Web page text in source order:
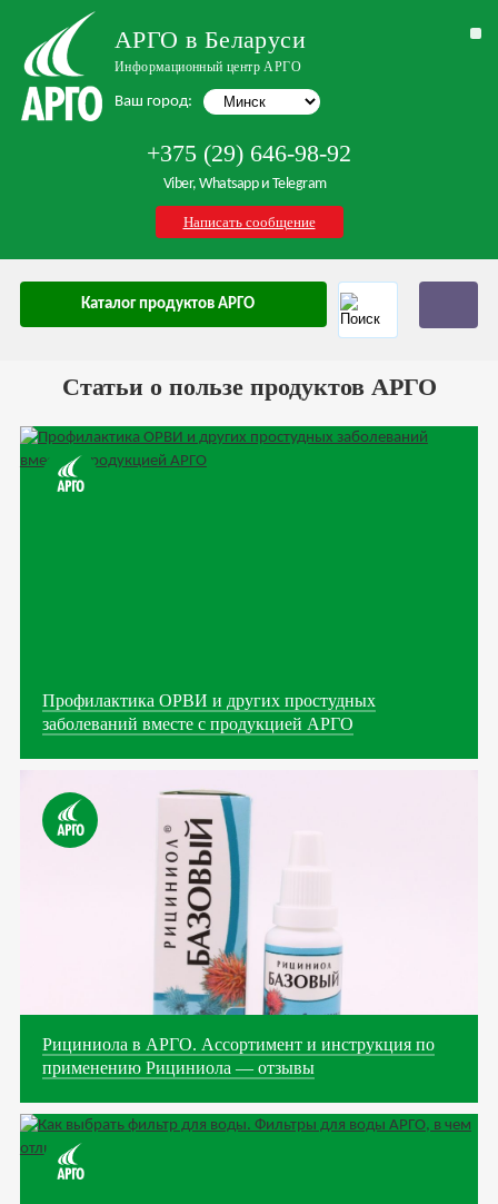
АРГО в Беларуси
Информационный центр АРГО
Ваш город:
+375 (29) 646-98-92
Viber, Whatsapp и Telegram
Написать сообщение
Каталог продуктов АРГО
Статьи о пользе продуктов АРГО
Профилактика ОРВИ и других простудных
заболеваний вместе с продукцией АРГО
Рициниола в АРГО. Ассортимент и инструкция по
применению Рициниола — отзывы